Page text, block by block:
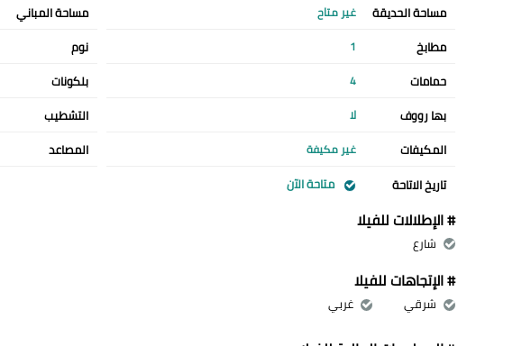
مساحة الحديقة غير متاح مساحة المباني
مطابخ 1 نوم
حمامات 4 بلكونات
بها رووف لا التشطيب
المكيفات غير مكيفة المصاعد
تاريخ الاتاحة متاحة الآن
# الإطلالات للفيلا
شارع
# الإتجاهات للفيلا
شرقي غربي